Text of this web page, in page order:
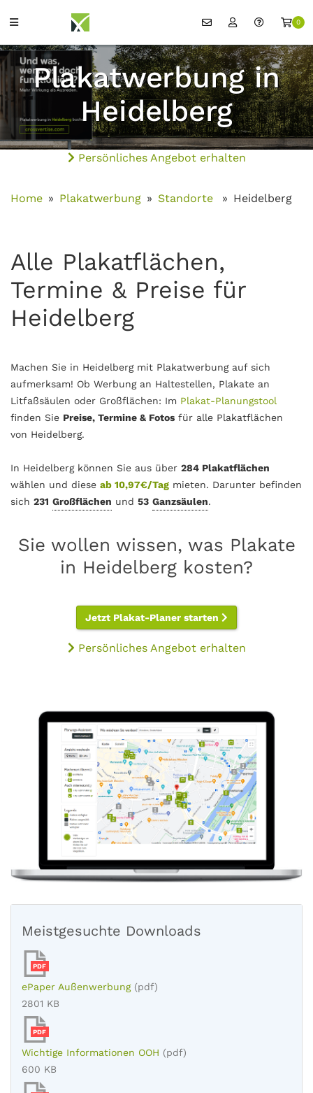
0
Plakatwerbung in
Heidelberg
Persönliches Angebot erhalten
Home Plakatwerbung Standorte Heidelberg
Alle Plakatflächen,
Termine & Preise für
Heidelberg
Machen Sie in Heidelberg mit Plakatwerbung auf sich
aufmerksam! Ob Werbung an Haltestellen, Plakate an
Litfaßsäulen oder Großflächen: Im Plakat-Planungstool
finden Sie Preise, Termine & Fotos für alle Plakatflächen
von Heidelberg.
In Heidelberg können Sie aus über 284 Plakatflächen
wählen und diese ab 10,97€/Tag mieten. Darunter befinden
sich 231 Großflächen und 53 Ganzsäulen.
Sie wollen wissen, was Plakate
in Heidelberg kosten?
Jetzt Plakat-Planer starten
Persönliches Angebot erhalten
Meistgesuchte Downloads
PDF
ePaper Außenwerbung (pdf)
2801 KB
PDF
Wichtige Informationen OOH (pdf)
600 KB